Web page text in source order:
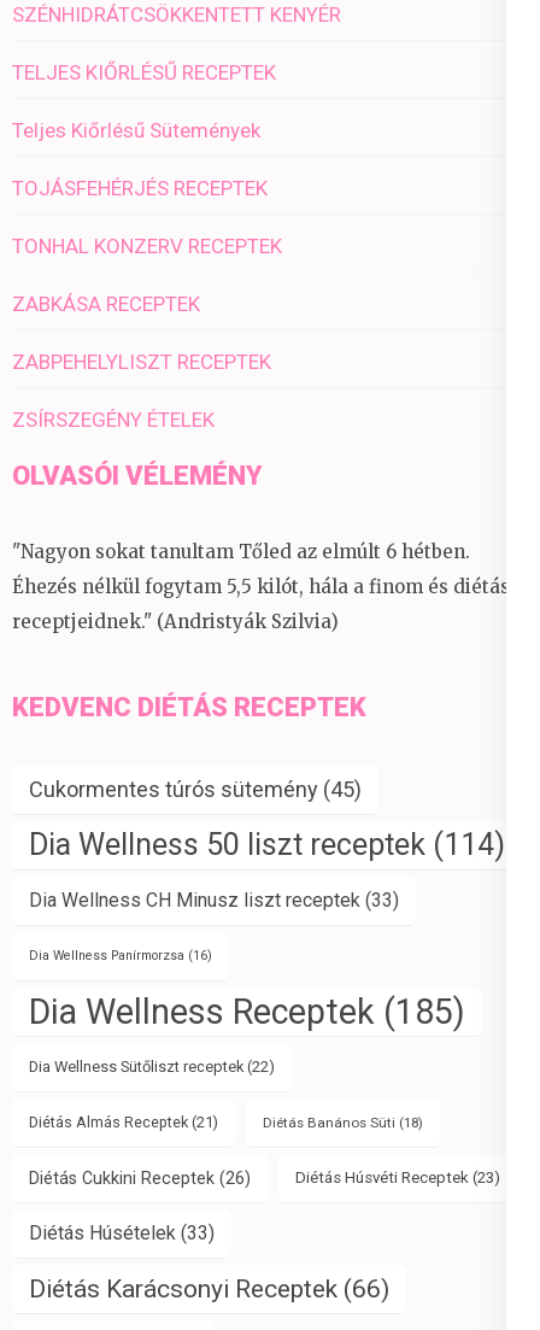
SZÉNHIDRÁTCSÖKKENTETT KENYÉR
TELJES KIŐRLÉSŰ RECEPTEK
Teljes Kiőrlésű Sütemények
TOJÁSFEHÉRJÉS RECEPTEK
TONHAL KONZERV RECEPTEK
ZABKÁSA RECEPTEK
ZABPEHELYLISZT RECEPTEK
ZSÍRSZEGÉNY ÉTELEK
OLVASÓI VÉLEMÉNY
"Nagyon sokat tanultam Tőled az elmúlt 6 hétben.
Éhezés nélkül fogytam 5,5 kilót, hála a finom és diétás
receptjeidnek." (Andristyák Szilvia)
KEDVENC DIÉTÁS RECEPTEK
Cukormentes túrós sütemény (45)
Dia Wellness 50 liszt receptek (114)
Dia Wellness CH Minusz liszt receptek (33)
Dia Wellness Panírmorzsa (16)
Dia Wellness Receptek (185)
Dia Wellness Sütőliszt receptek (22)
Diétás Almás Receptek (21) Diétás Banános Süti (18)
Diétás Cukkini Receptek (26) Diétás Húsvéti Receptek (23)
Diétás Húsételek (33)
Diétás Karácsonyi Receptek (66)